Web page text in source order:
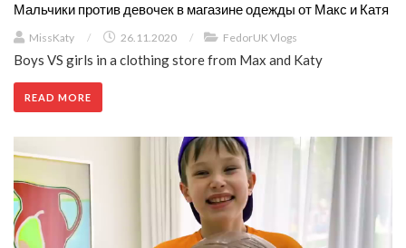
Мальчики против девочек в магазине одежды от Макс и Катя
MissKaty / 26.11.2020 / FedorUK Vlogs
Boys VS girls in a clothing store from Max and Katy
READ MORE